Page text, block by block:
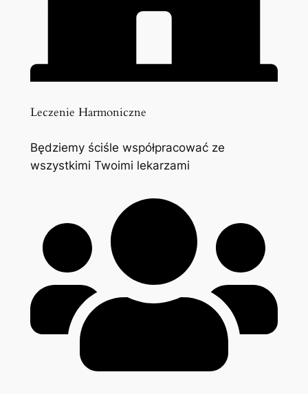
Leczenie Harmoniczne
Będziemy ściśle współpracować ze
wszystkimi Twoimi lekarzami